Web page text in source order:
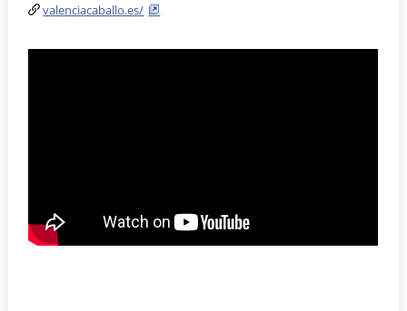
valenciacaballo.es/